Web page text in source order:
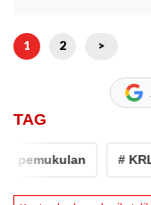
1 2 >
TAG
pemukulan # KRL